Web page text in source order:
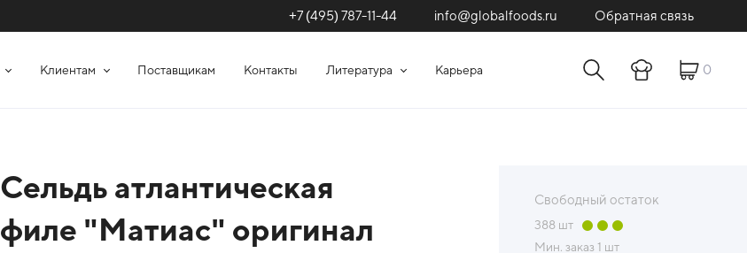
+7 (495) 787-11-44 info@globalfoods.ru Обратная связь
Клиентам Поставщикам Контакты Литература Карьера 0
Сельдь атлантическая
филе "Матиас" оригинал
Свободный остаток
388шт
Мин. заказ 1 шт